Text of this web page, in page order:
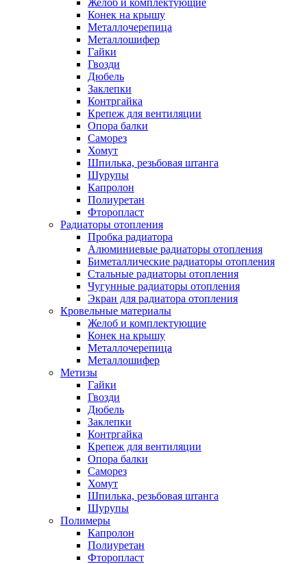
Желоб и комплектующие
Конек на крышу
Металлочерепица
Металлошифер
Гайки
Гвозди
Дюбель
Заклепки
Контргайка
Крепеж для вентиляции
Опора балки
Саморез
Хомут
Шпилька, резьбовая штанга
Шурупы
Капролон
Полиуретан
Фторопласт
Радиаторы отопления
Пробка радиатора
Алюминиевые радиаторы отопления
Биметаллические радиаторы отопления
Стальные радиаторы отопления
Чугунные радиаторы отопления
Экран для радиатора отопления
Кровельные материалы
Желоб и комплектующие
Конек на крышу
Металлочерепица
Металлошифер
Метизы
Гайки
Гвозди
Дюбель
Заклепки
Контргайка
Крепеж для вентиляции
Опора балки
Саморез
Хомут
Шпилька, резьбовая штанга
Шурупы
Полимеры
Капролон
Полиуретан
Фторопласт